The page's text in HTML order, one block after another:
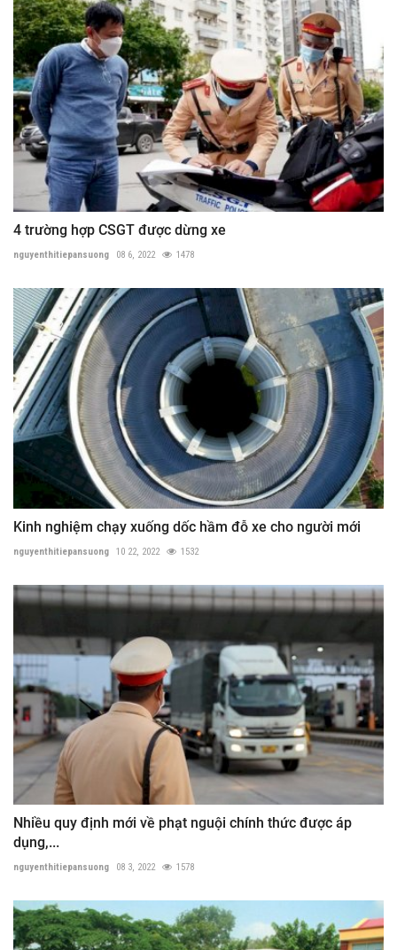
4 trường hợp CSGT được dừng xe
nguyenthitiepansuong 08 6, 2022 1478
Kinh nghiệm chạy xuống dốc hầm đỗ xe cho người mới
nguyenthitiepansuong 10 22, 2022 1532
Nhiều quy định mới về phạt nguội chính thức được áp
dụng,...
nguyenthitiepansuong 08 3, 2022 1578